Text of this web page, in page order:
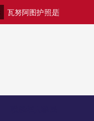
瓦努阿图护照是